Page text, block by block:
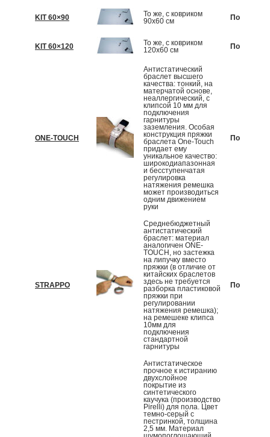
KIT 60×90
То же, с ковриком
90x60 см
По запросу
KIT 60×120
То же, с ковриком
120x60 см
По запросу
ONE-TOUCH
Антистатический
браслет высшего
качества: тонкий, на
матерчатой основе,
неаллергический, с
клипсой 10 мм для
подключения
гарнитуры
заземления. Особая
конструкция пряжки
браслета Onе-Touch
придает ему
уникальное качество:
широкодиапазонная
и бесступенчатая
регулировка
натяжения ремешка
может производиться
одним движением
руки
По запросу
STRAPPO
Среднебюджетный
антистатический
браслет: материал
аналогичен ONE-
TOUCH, но застежка
на липучку вместо
пряжки (в отличие от
китайских браслетов
здесь не требуется
разборка пластиковой
пряжки при
регулировании
натяжения ремешка);
на ремешеке клипса
10мм для
подключения
стандартной
гарнитуры
По запросу
Антистатическое
прочное к истиранию
двухслойное
покрытие из
синтетического
каучука (производство
Pirelli) для пола. Цвет
темно-cерый с
пестринкой, толщина
2,5 мм. Материал